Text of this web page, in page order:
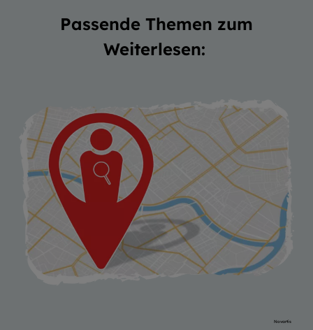
Passende Themen zum
Weiterlesen:
Novartis